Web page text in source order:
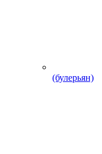
(булерьян)